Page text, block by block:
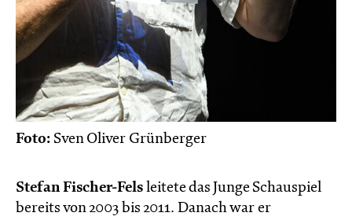
Foto: Sven Oliver Grünberger
Stefan Fischer-Fels leitete das Junge Schauspiel
bereits von 2003 bis 2011. Danach war er